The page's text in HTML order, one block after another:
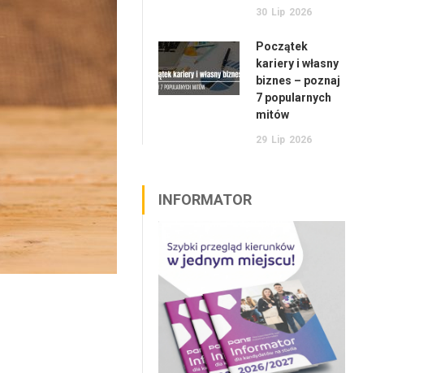
30 Lip 2026
Początek
kariery i własny
biznes – poznaj
7 popularnych
mitów
29 Lip 2026
INFORMATOR